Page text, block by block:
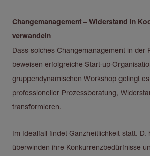
Changemanagement – Widerstand in
verwandeln
Dass solches Changemanagement in der
beweisen erfolgreiche Start-up-
gruppendynamischen Workshop gelingt
professioneller Prozessberatung,
transformieren.
Im Idealfall findet Ganzheitlichkeit statt. D.
überwinden ihre Konkurrenzbedürfnisse